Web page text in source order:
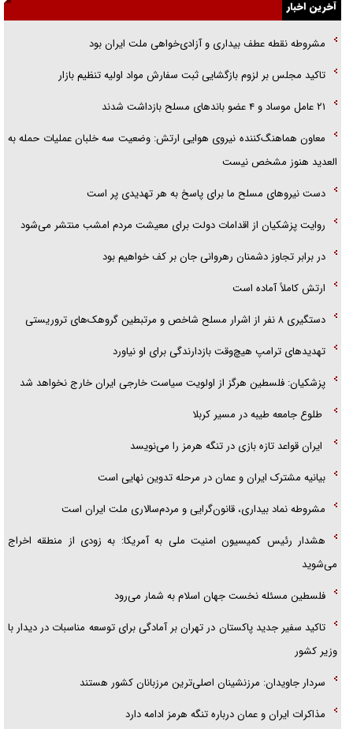
یهودی‌ها در ادبیات داستانی اروپا؛ از شکسپیر تا دیکنز
گفت‌وگو با خواهر یکی از شهدای جنگ رمضان/ خواهرم فرمانده جهادی و
اهل خدمت بی‌منت بود
جزئیات شکنجه‌هایم فراتر از آن است که در بیان بگنجد!
گزارش «جوان» از قوانین سخت‌گیرانه ۶ قاره در برابر یورش به پاسگاه‌های
پلیس
تحلیل ابعاد پیام رهبر انقلاب به حزب‌الله/ مقاومت نقشه راه آینده غرب آسیا
آخرین اخبار
مشروطه نقطه عطف بیداری و آزادی‌خواهی ملت ایران بود
تاکید مجلس بر لزوم بازگشایی ثبت سفارش مواد اولیه تنظیم بازار
۲۱ عامل موساد و ۴ عضو باند‌های مسلح بازداشت شدند
معاون هماهنگ‌کننده نیروی هوایی ارتش: وضعیت سه خلبان عملیات حمله به
العدید هنوز مشخص نیست
دست نیرو‌های مسلح ما برای پاسخ به هر تهدیدی پر است
روایت پزشکیان از اقدامات دولت برای معیشت مردم امشب منتشر می‌شود
در برابر تجاوز دشمنان رهروانی جان بر کف خواهیم بود
ارتش کاملاً آماده است
دستگیری ۸ نفر از اشرار مسلح شاخص و مرتبطین گروهک‌های تروریستی
تهدید‌های ترامپ هیچ‌وقت بازدارندگی برای او نیاورد
پزشکیان: فلسطین هرگز از اولویت سیاست خارجی ایران خارج نخواهد شد
طلوع جامعه طیبه در مسیر کربلا
ایران قواعد تازه بازی در تنگه هرمز را می‌نویسد
بیانیه مشترک ایران و عمان در مرحله تدوین نهایی است
مشروطه نماد بیداری، قانون‌گرایی و مردم‌سالاری ملت ایران است
هشدار رئیس کمیسیون امنیت ملی به آمریکا: به زودی از منطقه اخراج
می‌شوید
فلسطین مسئله نخست جهان اسلام به شمار می‌رود
تاکید سفیر جدید پاکستان در تهران بر آمادگی برای توسعه مناسبات در دیدار با